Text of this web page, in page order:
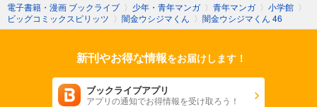
電子書籍・漫画 ブックライブ 〉 少年・青年マンガ 〉 青年マンガ 〉 小学館 〉
ビッグコミックスピリッツ 〉 闇金ウシジマくん 〉 闇金ウシジマくん 46
新刊やお得な情報をお届けします！
ブックライブアプリ
アプリの通知でお得情報を受け取ろう！